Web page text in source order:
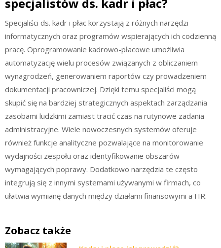
specjalistów ds. kadr i płac?
Specjaliści ds. kadr i płac korzystają z różnych narzędzi
informatycznych oraz programów wspierających ich codzienną
pracę. Oprogramowanie kadrowo-płacowe umożliwia
automatyzację wielu procesów związanych z obliczaniem
wynagrodzeń, generowaniem raportów czy prowadzeniem
dokumentacji pracowniczej. Dzięki temu specjaliści mogą
skupić się na bardziej strategicznych aspektach zarządzania
zasobami ludzkimi zamiast tracić czas na rutynowe zadania
administracyjne. Wiele nowoczesnych systemów oferuje
również funkcje analityczne pozwalające na monitorowanie
wydajności zespołu oraz identyfikowanie obszarów
wymagających poprawy. Dodatkowo narzędzia te często
integrują się z innymi systemami używanymi w firmach, co
ułatwia wymianę danych między działami finansowymi a HR.
Zobacz także